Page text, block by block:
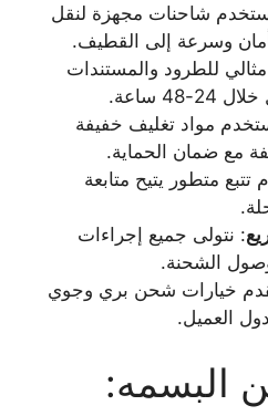
شاحنات مجهزة لنقل
وسرعة إلى القطيف.
للطرود والمستندات
ساعة.
مواد تغليف خفيفة
مع ضمان الحماية.
تتبع متطور يتيح متابعة
: نتولى جميع إجراءات
الشحنة.
خيارات شحن بري وجوي
العميل.
البسمه: